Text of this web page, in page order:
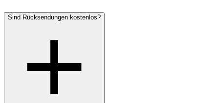
Sind Rücksendungen kostenlos?